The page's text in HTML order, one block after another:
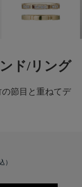
ド/リング
節目と重ねてデ